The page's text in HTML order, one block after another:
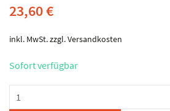
23,60€
inkl. MwSt.zzgl.Versandkosten
Sofort verfügbar
Leonard